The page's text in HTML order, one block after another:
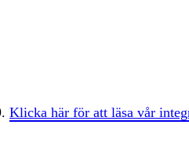
Klicka här för att läsa vår